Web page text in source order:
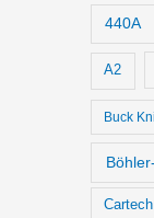
440A
A2
Buck
Cartech